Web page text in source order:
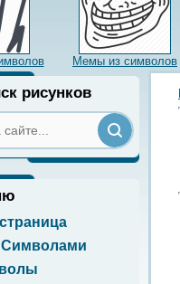
Мемы из символов
рисунков
Символами